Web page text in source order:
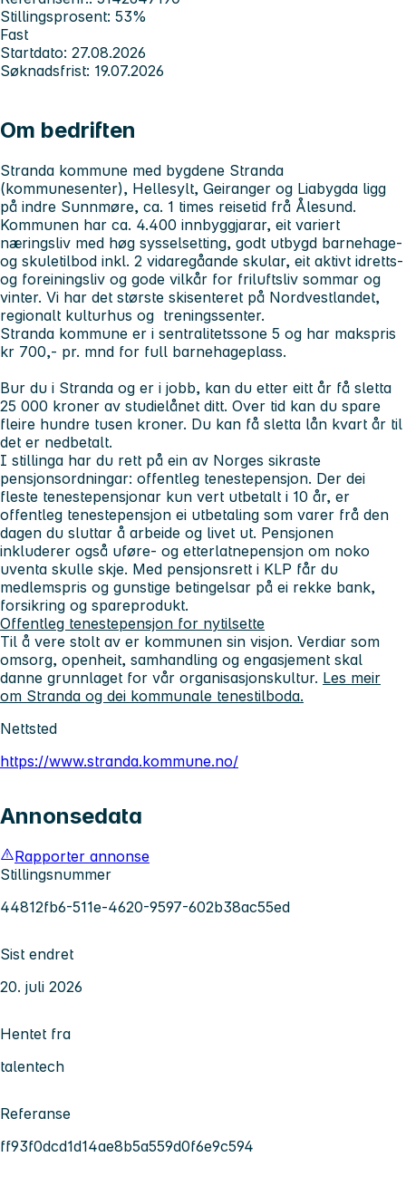
Stillingsprosent: 53%
Fast
Startdato: 27.08.2026
Søknadsfrist: 19.07.2026
Om bedriften
Stranda kommune med bygdene Stranda
(kommunesenter), Hellesylt, Geiranger og Liabygda ligg
på indre Sunnmøre, ca. 1 times reisetid frå Ålesund.
Kommunen har ca. 4.400 innbyggjarar, eit variert
næringsliv med høg sysselsetting, godt utbygd barnehage-
og skuletilbod inkl. 2 vidaregåande skular, eit aktivt idretts-
og foreiningsliv og gode vilkår for friluftsliv sommar og
vinter. Vi har det største skisenteret på Nordvestlandet,
regionalt kulturhus og treningssenter.
Stranda kommune er i sentralitetssone 5 og har makspris
kr 700,- pr. mnd for full barnehageplass.
Bur du i Stranda og er i jobb, kan du etter eitt år få sletta
25 000 kroner av studielånet ditt. Over tid kan du spare
fleire hundre tusen kroner. Du kan få sletta lån kvart år til
det er nedbetalt.
I stillinga har du rett på ein av Norges sikraste
pensjonsordningar: offentleg tenestepensjon. Der dei
fleste tenestepensjonar kun vert utbetalt i 10 år, er
offentleg tenestepensjon ei utbetaling som varer frå den
dagen du sluttar å arbeide og livet ut. Pensjonen
inkluderer også uføre- og etterlatnepensjon om noko
uventa skulle skje. Med pensjonsrett i KLP får du
medlemspris og gunstige betingelsar på ei rekke bank,
forsikring og spareprodukt.
Offentleg tenestepensjon for nytilsette
Til å vere stolt av er kommunen sin visjon. Verdiar som
omsorg, openheit, samhandling og engasjement skal
danne grunnlaget for vår organisasjonskultur. Les meir
om Stranda og dei kommunale tenestilboda.
Nettsted
https://www.stranda.kommune.no/
Annonsedata
Rapporter annonse
Stillingsnummer
44812fb6-511e-4620-9597-602b38ac55ed
Sist endret
20. juli 2026
Hentet fra
talentech
Referanse
ff93f0dcd1d14ae8b5a559d0f6e9c594